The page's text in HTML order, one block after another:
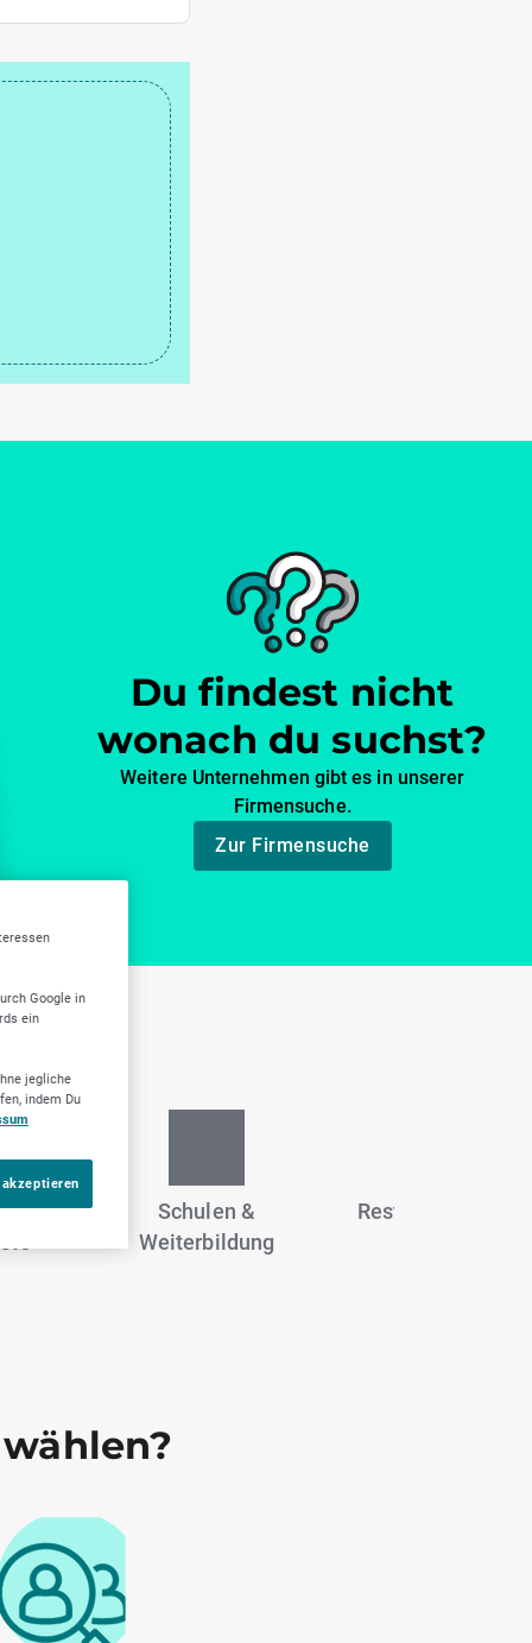
Du findest nicht
wonach du suchst?
Weitere Unternehmen gibt es in unserer
Firmensuche.
Zur Firmensuche
&
Schulen &
Weiterbildung
Restaurants,
Google in
ein
jegliche
indem Du